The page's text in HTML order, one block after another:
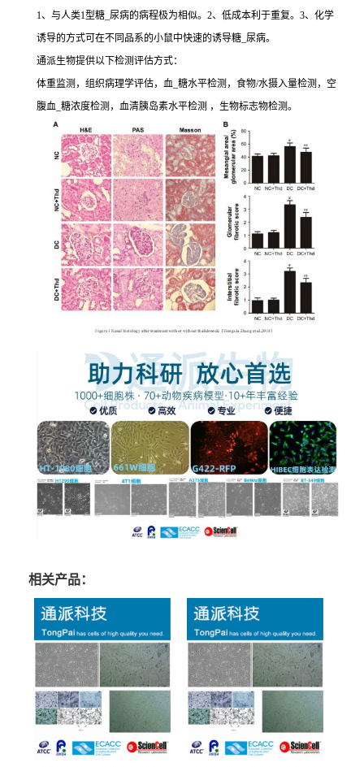
1、与人类1型糖_尿病的病程极为相似。2、低成本利于重复。3、化学
诱导的方式可在不同品系的小鼠中快速的诱导糖_尿病。
通派生物提供以下检测评估方式：
体重监测，组织病理学评估，血_糖水平检测，食物/水摄入量检测，空
腹血_糖浓度检测，血清胰岛素水平检测 ，生物标志物检测。
相关产品：